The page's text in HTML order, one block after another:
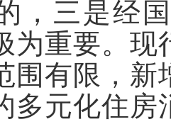
，三是经
为重要。
围有限，
多元化住房